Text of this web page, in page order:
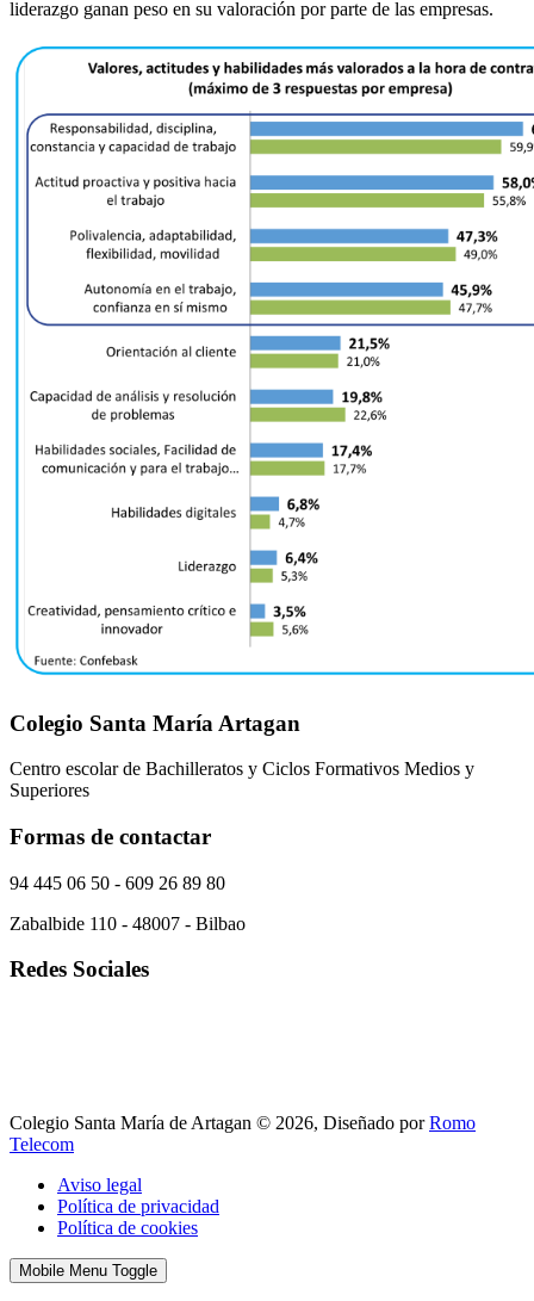
liderazgo ganan peso en su valoración por parte de las empresas.
Colegio Santa María Artagan
Centro escolar de Bachilleratos y Ciclos Formativos Medios y
Superiores
Formas de contactar
94 445 06 50 - 609 26 89 80
Zabalbide 110 - 48007 - Bilbao
Redes Sociales
Colegio Santa María de Artagan © 2026, Diseñado porRomo
Telecom
Aviso legal
Política de privacidad
Política de cookies
Mobile Menu Toggle